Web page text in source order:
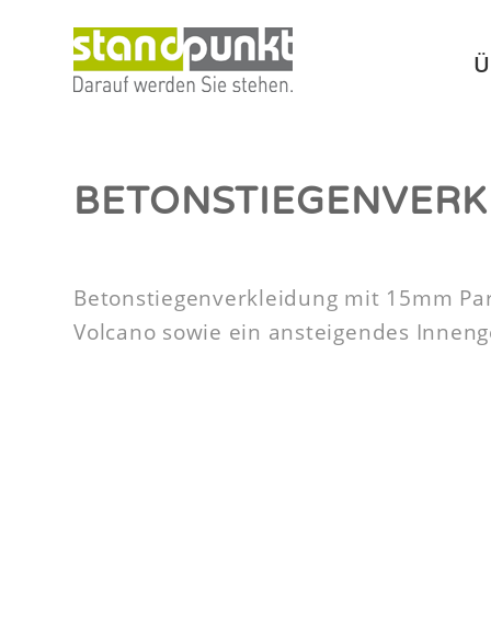
Betonstiegenverkleidung mit 15mm
Volcano sowie ein ansteigendes